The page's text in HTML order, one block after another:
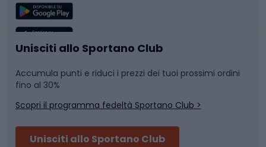
Sport di squadra
Caschi da ciclismo
Skitouring
Camminata nordica
Nuoto
Pattinaggio
Unisciti allo Sportano Club
Accumula punti e riduci i prezzi dei tuoi prossimi ordini
fino al 30%
Scopri il programma fedeltà Sportano Club >
Unisciti allo Sportano Club